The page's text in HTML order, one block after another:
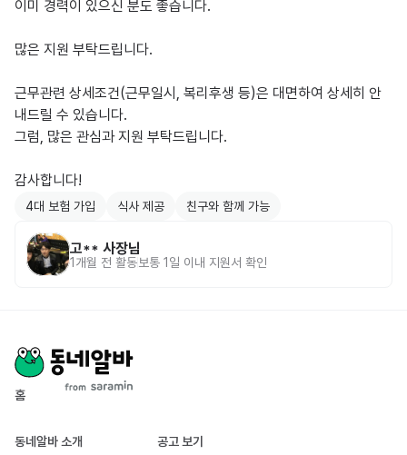
이미 경력이 있으신 분도 좋습니다.
많은 지원 부탁드립니다.
근무관련 상세조건(근무일시, 복리후생 등)은 대면하여 상세히 안
내드릴 수 있습니다.
그럼, 많은 관심과 지원 부탁드립니다.
감사합니다!
4대 보험 가입 식사 제공 친구와 함께 가능
고** 사장님
1개월 전 활동보통 1일 이내 지원서 확인
홈
동네알바 소개 공고 보기